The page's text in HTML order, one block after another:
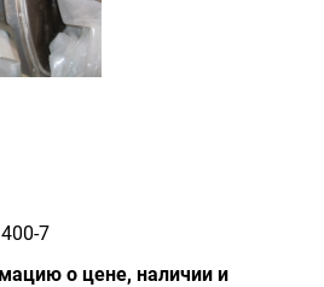
7
о цене, наличии и